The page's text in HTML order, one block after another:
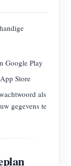
Google Play
Store
als
gegevens te